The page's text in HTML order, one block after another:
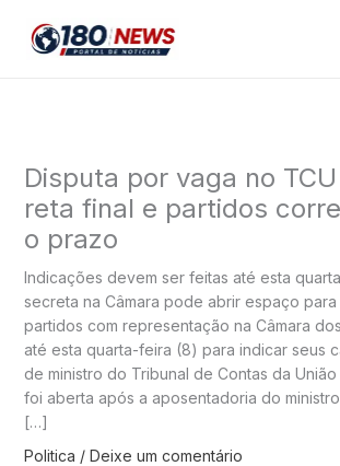
para
Disputa por vaga no
reta final e partidos
o prazo
Indicações devem ser feitas até esta
secreta na Câmara pode abrir espaço
partidos com representação na Câmara
até esta quarta-feira (8) para indicar seus
de ministro do Tribunal de Contas da
foi aberta após a aposentadoria do
[…]
Politica / Deixe um comentário